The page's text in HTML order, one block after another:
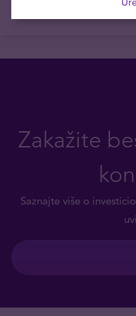
Zakažite
Saznajte više o